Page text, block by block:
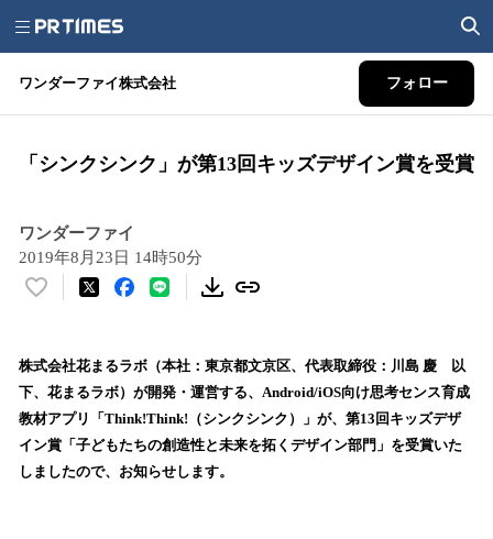
ワンダーファイ株式会社 フォロー
「シンクシンク」が第13回キッズデザイン賞を受賞
ワンダーファイ
2019年8月23日 14時50分
い
！
数
を
読
込
株式会社花まるラボ（本社：東京都文京区、代表取締役：川島 慶 以
下、花まるラボ）が開発・運営する、Android/iOS向け思考センス育成
教材アプリ「Think!Think!（シンクシンク）」が、第13回キッズデザ
イン賞「子どもたちの創造性と未来を拓くデザイン部門」を受賞いた
しましたので、お知らせします。